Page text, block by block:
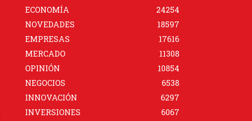
ECONOMÍA
24254
NOVEDADES
18597
EMPRESAS
17616
MERCADO
11308
OPINIÓN
10854
NEGOCIOS
6538
INNOVACIÓN
6297
INVERSIONES
6067